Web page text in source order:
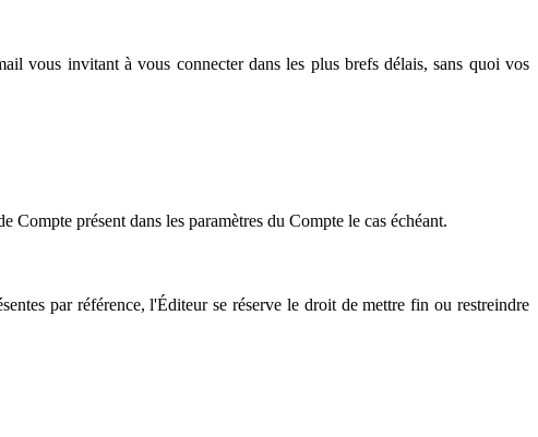
vous invitant à vous connecter dans les plus brefs délais, sans quoi vos
présent dans les paramètres du Compte le cas échéant.
par référence, l'Éditeur se réserve le droit de mettre fin ou restreindre